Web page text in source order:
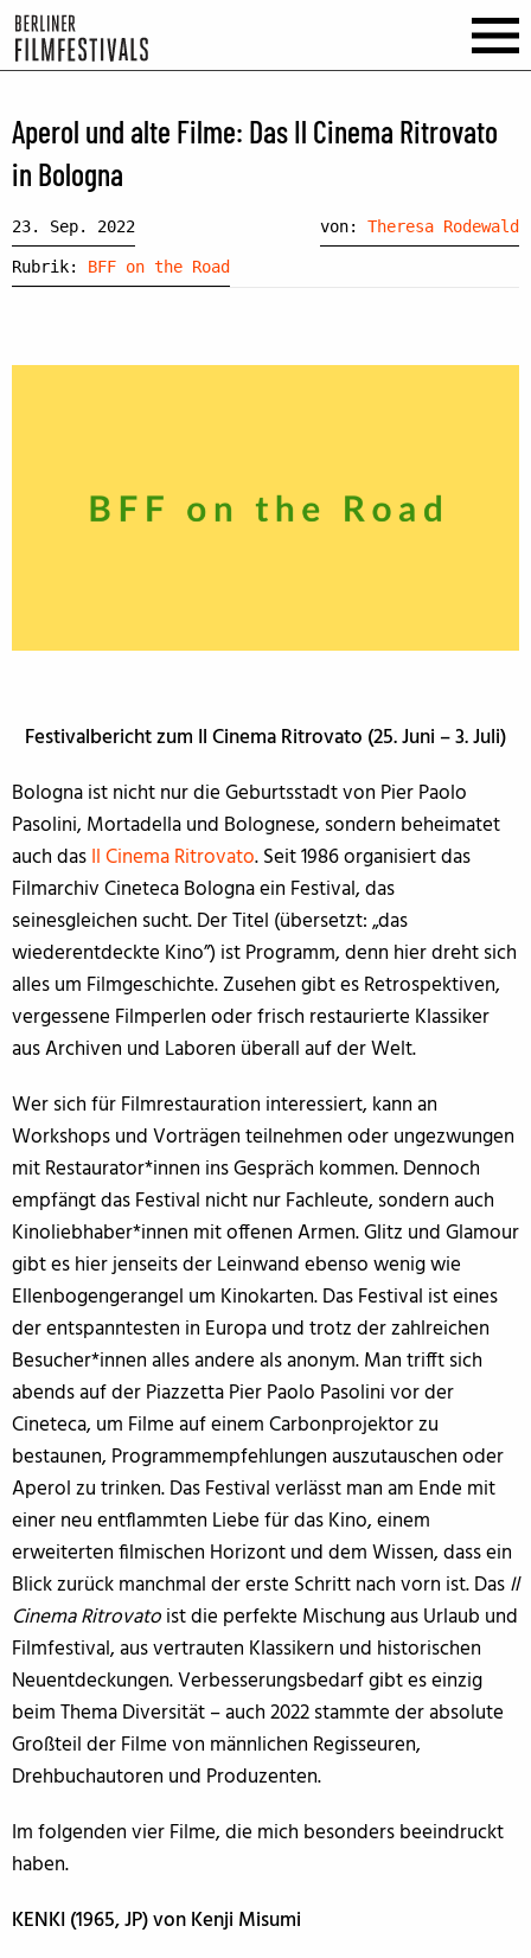
Aperol und alte Filme: Das Il Cinema Ritrovato
in Bologna
23. Sep. 2022 von: Theresa Rodewald
Rubrik: BFF on the Road
Festivalbericht zum Il Cinema Ritrovato (25. Juni – 3. Juli)
Bologna ist nicht nur die Geburtsstadt von Pier Paolo
Pasolini, Mortadella und Bolognese, sondern beheimatet
auch dasIl Cinema Ritrovato. Seit 1986 organisiert das
Filmarchiv Cineteca Bologna ein Festival, das
seinesgleichen sucht. Der Titel (übersetzt: „das
wiederentdeckte Kino”) ist Programm, denn hier dreht sich
alles um Filmgeschichte. Zusehen gibt es Retrospektiven,
vergessene Filmperlen oder frisch restaurierte Klassiker
aus Archiven und Laboren überall auf der Welt.
Wer sich für Filmrestauration interessiert, kann an
Workshops und Vorträgen teilnehmen oder ungezwungen
mit Restaurator*innen ins Gespräch kommen. Dennoch
empfängt das Festival nicht nur Fachleute, sondern auch
Kinoliebhaber*innen mit offenen Armen. Glitz und Glamour
gibt es hier jenseits der Leinwand ebenso wenig wie
Ellenbogengerangel um Kinokarten. Das Festival ist eines
der entspanntesten in Europa und trotz der zahlreichen
Besucher*innen alles andere als anonym. Man trifft sich
abends auf der Piazzetta Pier Paolo Pasolini vor der
Cineteca, um Filme auf einem Carbonprojektor zu
bestaunen, Programmempfehlungen auszutauschen oder
Aperol zu trinken. Das Festival verlässt man am Ende mit
einer neu entflammten Liebe für das Kino, einem
erweiterten filmischen Horizont und dem Wissen, dass ein
Blick zurück manchmal der erste Schritt nach vorn ist. DasIl
Cinema Ritrovatoist die perfekte Mischung aus Urlaub und
Filmfestival, aus vertrauten Klassikern und historischen
Neuentdeckungen. Verbesserungsbedarf gibt es einzig
beim Thema Diversität – auch 2022 stammte der absolute
Großteil der Filme von männlichen Regisseuren,
Drehbuchautoren und Produzenten.
Im folgenden vier Filme, die mich besonders beeindruckt
haben.
KENKI (1965, JP) von Kenji Misumi